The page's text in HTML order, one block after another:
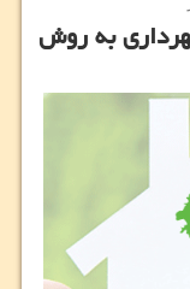
به روش